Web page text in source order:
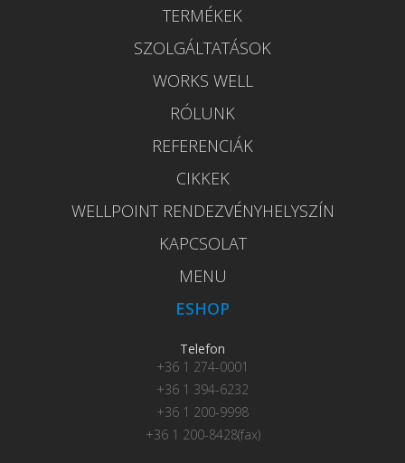
TERMÉKEK
SZOLGÁLTATÁSOK
WORKS WELL
RÓLUNK
REFERENCIÁK
CIKKEK
WELLPOINT RENDEZVÉNYHELYSZÍN
KAPCSOLAT
MENU
ESHOP
Telefon
+36 1 274-0001
+36 1 394-6232
+36 1 200-9998
+36 1 200-8428(fax)